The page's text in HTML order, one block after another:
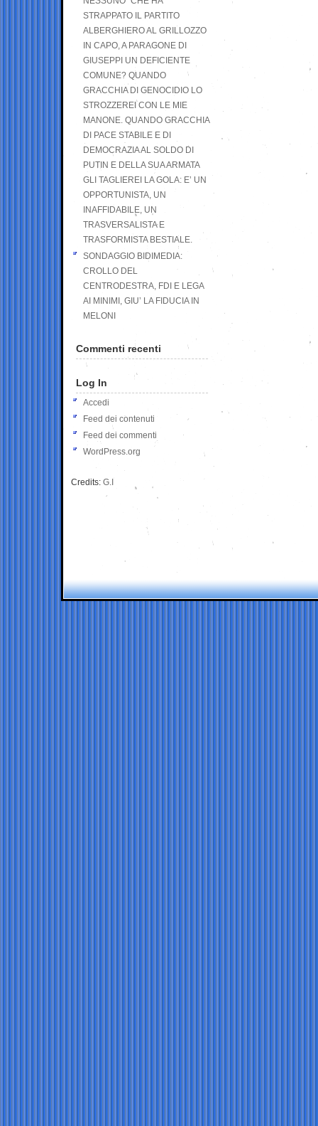
STRAPPATO IL PARTITO
ALBERGHIERO AL GRILLOZZO
IN CAPO, A PARAGONE DI
GIUSEPPI UN DEFICIENTE
COMUNE? QUANDO
GRACCHIA DI GENOCIDIO LO
STROZZEREI CON LE MIE
MANONE. QUANDO GRACCHIA
DI PACE STABILE E DI
DEMOCRAZIA AL SOLDO DI
PUTIN E DELLA SUA ARMATA
GLI TAGLIEREI LA GOLA: E’ UN
OPPORTUNISTA, UN
INAFFIDABILE, UN
TRASVERSALISTA E
TRASFORMISTA BESTIALE.
SONDAGGIO BIDIMEDIA:
CROLLO DEL
CENTRODESTRA, FDI E LEGA
AI MINIMI, GIU’ LA FIDUCIA IN
MELONI
Commenti recenti
Log In
Accedi
Feed dei contenuti
Feed dei commenti
WordPress.org
Credits: G.I